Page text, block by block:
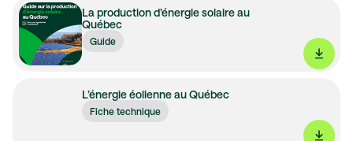
La production d’énergie solaire au
Québec
Guide
L’énergie éolienne au Québec
Fiche technique